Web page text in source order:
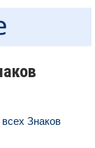
Знаков